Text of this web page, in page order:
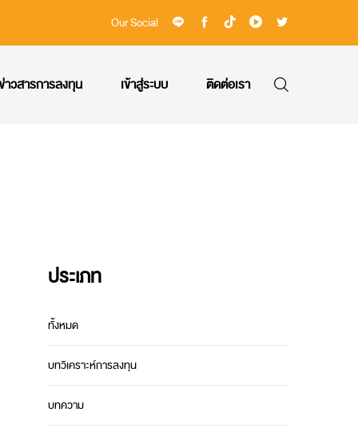
Our Social
าวสารการลงทุน เข้าสู่ระบบ ติดต่อเรา
ประเภท
ทั้งหมด
บทวิเคราะห์การลงทุน
บทความ